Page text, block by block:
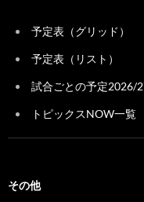
予定表（グリッド）
予定表（リスト）
試合ごとの予定2026/
トピックスNOW一覧
その他